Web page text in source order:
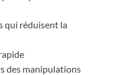
qui réduisent la
des manipulations